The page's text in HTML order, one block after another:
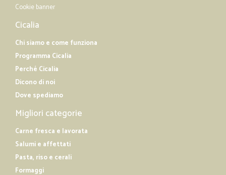
Cookie banner
Cicalia
Chi siamo e come funziona
Programma Cicalia
Perché Cicalia
Dicono di noi
Dove spediamo
Migliori categorie
Carne fresca e lavorata
Salumi e affettati
Pasta, riso e cerali
Formaggi